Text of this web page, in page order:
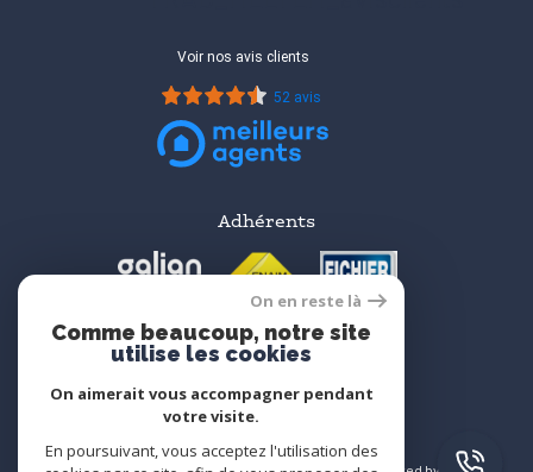
Voir nos avis clients
52 avis
Adhérents
On en reste là
Comme beaucoup, notre site
utilise les cookies
On aimerait vous accompagner pendant
votre visite.
En poursuivant, vous acceptez l'utilisation des